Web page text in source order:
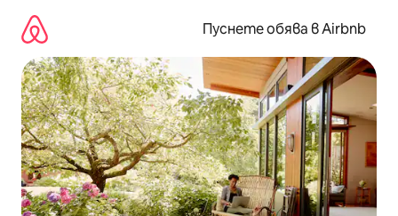
съдържанието
Пуснете обява в Airbnb